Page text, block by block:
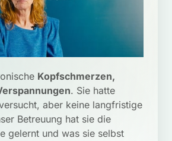
Kopfschmerzen,
. Sie hatte
aber keine langfristige
Betreuung hat sie die
gelernt und was sie selbst